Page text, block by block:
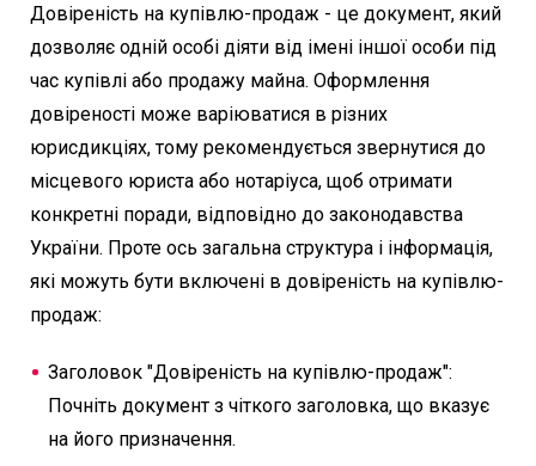
Довіреність на купівлю-продаж - це документ, який
дозволяє одній особі діяти від імені іншої особи під
час купівлі або продажу майна. Оформлення
довіреності може варіюватися в різних
юрисдикціях, тому рекомендується звернутися до
місцевого юриста або нотаріуса, щоб отримати
конкретні поради, відповідно до законодавства
України. Проте ось загальна структура і інформація,
які можуть бути включені в довіреність на купівлю-
продаж:
Заголовок "Довіреність на купівлю-продаж":
Почніть документ з чіткого заголовка, що вказує
на його призначення.